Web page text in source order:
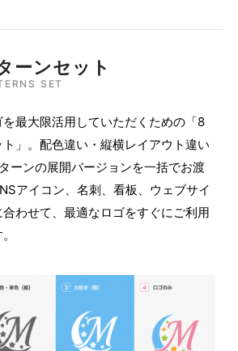
ーンセット
SET
を最大限活用していただくための「8
」。配色違い・縦横レイアウト違い
ーンの展開バージョンを一括でお渡
アイコン、名刺、看板、ウェブサイ
合わせて、最適なロゴをすぐにご利用